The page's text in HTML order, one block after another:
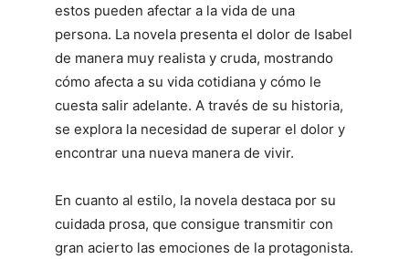
estos pueden afectar a la vida de una
persona. La novela presenta el dolor de Isabel
de manera muy realista y cruda, mostrando
cómo afecta a su vida cotidiana y cómo le
cuesta salir adelante. A través de su historia,
se explora la necesidad de superar el dolor y
encontrar una nueva manera de vivir.
En cuanto al estilo, la novela destaca por su
cuidada prosa, que consigue transmitir con
gran acierto las emociones de la protagonista.